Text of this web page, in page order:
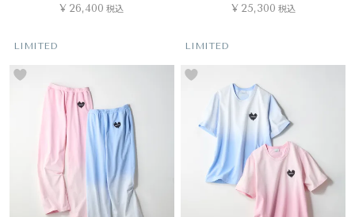
¥ 26,400 税込
¥ 25,300 税込
LIMITED LIMITED